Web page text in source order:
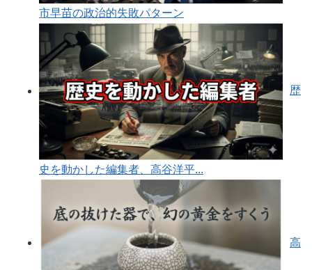
市早苗の政治的失敗パターン
歴
史を動かした編集者、高谷洋平...
高